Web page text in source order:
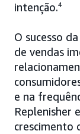
intenção.4
O sucesso
de vendas
e na
Replenisher
crescimento